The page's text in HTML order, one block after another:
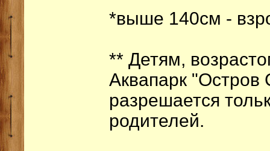
*выше 140см -
** Детям,
Аквапарк
разрешается
родителей.